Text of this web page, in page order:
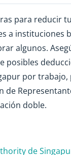
para reducir
a instituciones
algunos.
posibles
por
de
doble.
de